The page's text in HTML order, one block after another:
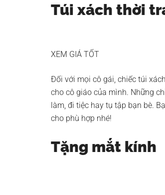
Túi xách thời
XEM GIÁ TỐT
Đối với mọi cô gái, chiếc túi
cho cô giáo của mình. Những
làm, đi tiệc hay tụ tập bạn bè.
cho phù hợp nhé!
Tặng mắt kính